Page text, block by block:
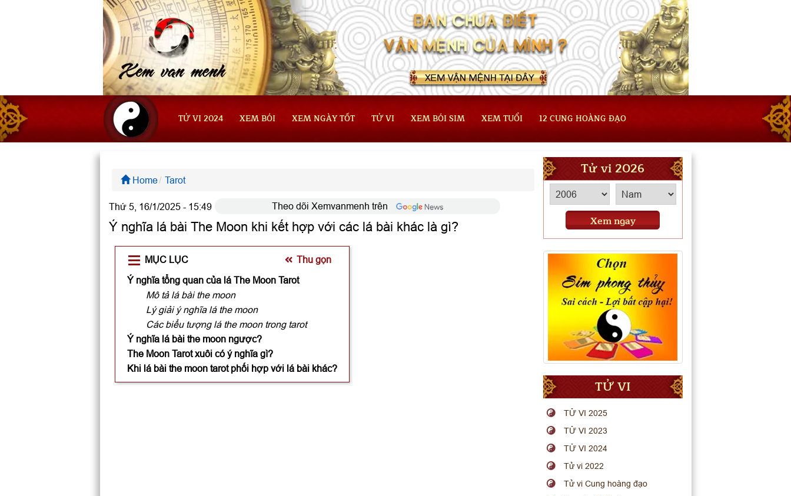
TỬ VI 2024 XEM BÓI XEM NGÀY TỐT TỬ VI XEM BÓI SIM XEM TUỔI 12 CUNG HOÀNG ĐẠO
Home Tarot
Thứ 5, 16/1/2025 - 15:49 Theo dõi Xemvanmenh trên
Ý nghĩa lá bài The Moon khi kết hợp với các lá bài khác là gì?
MỤC LỤC
Thu gọn
Ý nghĩa tổng quan của lá The Moon Tarot
Mô tả lá bài the moon
Lý giải ý nghĩa lá the moon
Các biểu tượng lá the moon trong tarot
Ý nghĩa lá bài the moon ngược?
The Moon Tarot xuôi có ý nghĩa gì?
Khi lá bài the moon tarot phối hợp với lá bài khác?
Tử vi 2026
Xem ngay
TỬ VI
TỬ VI 2025
TỬ VI 2023
TỬ VI 2024
Tử vi 2022
Tử vi Cung hoàng đạo